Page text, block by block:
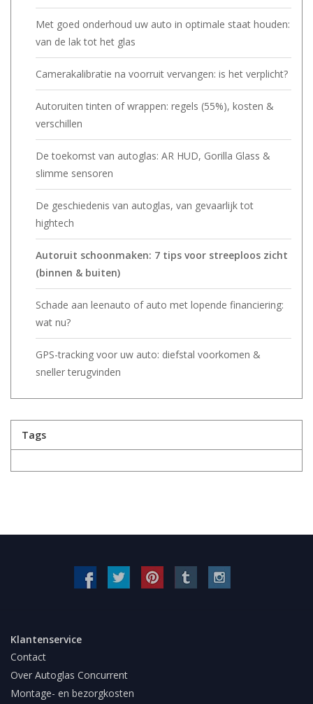
Met goed onderhoud uw auto in optimale staat houden:
van de lak tot het glas
Camerakalibratie na voorruit vervangen: is het verplicht?
Autoruiten tinten of wrappen: regels (55%), kosten &
verschillen
De toekomst van autoglas: AR HUD, Gorilla Glass &
slimme sensoren
De geschiedenis van autoglas, van gevaarlijk tot
hightech
Autoruit schoonmaken: 7 tips voor streeploos zicht
(binnen & buiten)
Schade aan leenauto of auto met lopende financiering:
wat nu?
GPS-tracking voor uw auto: diefstal voorkomen &
sneller terugvinden
Tags
Klantenservice
Contact
Over Autoglas Concurrent
Montage- en bezorgkosten